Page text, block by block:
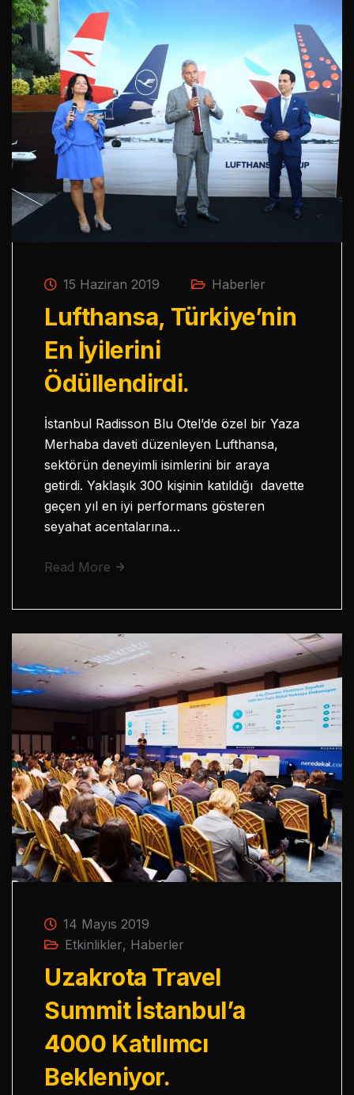
15 Haziran 2019 Haberler
Lufthansa, Türkiye’nin
En İyilerini
Ödüllendirdi.
İstanbul Radisson Blu Otel’de özel bir Yaza
Merhaba daveti düzenleyen Lufthansa,
sektörün deneyimli isimlerini bir araya
getirdi. Yaklaşık 300 kişinin katıldığı davette
geçen yıl en iyi performans gösteren
seyahat acentalarına…
Read More
14 Mayıs 2019
Etkinlikler, Haberler
Uzakrota Travel
Summit İstanbul’a
4000 Katılımcı
Bekleniyor.